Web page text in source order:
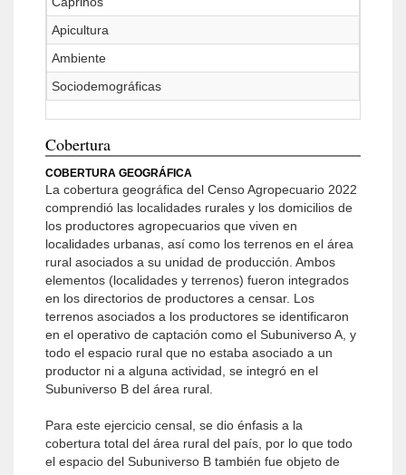
Apicultura
Ambiente
Sociodemográficas
Cobertura
COBERTURA GEOGRÁFICA
La cobertura geográfica del Censo Agropecuario 2022
comprendió las localidades rurales y los domicilios de
los productores agropecuarios que viven en
localidades urbanas, así como los terrenos en el área
rural asociados a su unidad de producción. Ambos
elementos (localidades y terrenos) fueron integrados
en los directorios de productores a censar. Los
terrenos asociados a los productores se identificaron
en el operativo de captación como el Subuniverso A, y
todo el espacio rural que no estaba asociado a un
productor ni a alguna actividad, se integró en el
Subuniverso B del área rural.
Para este ejercicio censal, se dio énfasis a la
cobertura total del área rural del país, por lo que todo
el espacio del Subuniverso B también fue objeto de